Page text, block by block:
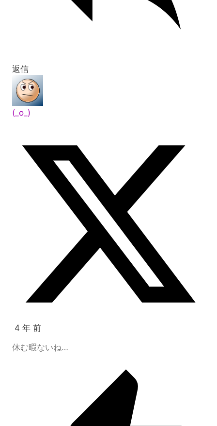
返信
(_о_)
4 年 前
休む暇ないね…